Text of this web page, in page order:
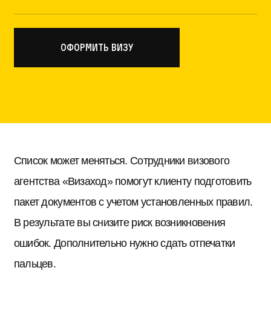
оформить визу
Список может меняться. Сотрудники визового
агентства «Визаход» помогут клиенту подготовить
пакет документов с учетом установленных правил.
В результате вы снизите риск возникновения
ошибок. Дополнительно нужно сдать отпечатки
пальцев.